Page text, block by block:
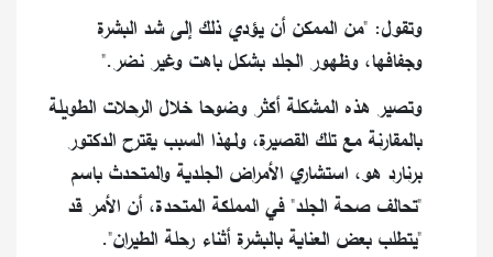
وتقول: "من الممكن أن يؤدي ذلك إلى شد البشرة
وجفافها، وظهور الجلد بشكل باهت وغير نضر."
وتصير هذه المشكلة أكثر وضوحا خلال الرحلات الطويلة
بالمقارنة مع تلك القصيرة، ولهذا السبب يقترح الدكتور
برنارد هو، استشاري الأمراض الجلدية والمتحدث باسم
"تحالف صحة الجلد" في المملكة المتحدة، أن الأمر قد
"يتطلب بعض العناية بالبشرة أثناء رحلة الطيران".